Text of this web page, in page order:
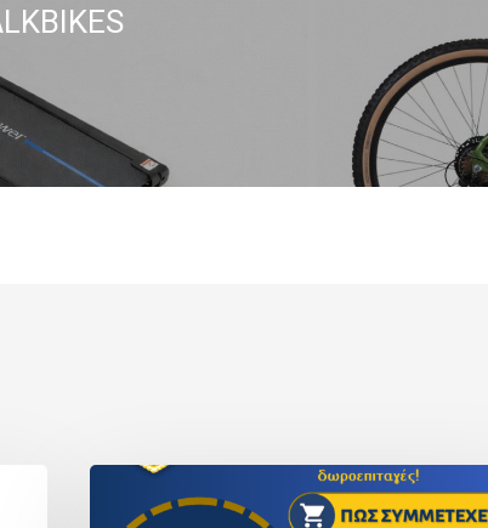
ΔΙΑΓΩΝΙΣΜΟΣ
ΠΟΝ